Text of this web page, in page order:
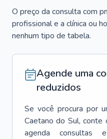
O preço da consulta com
profissional e a clínica ou
nenhum tipo de tabela.
Agende uma
reduzidos
Se você procura por
Caetano do Sul, conte
agenda consultas